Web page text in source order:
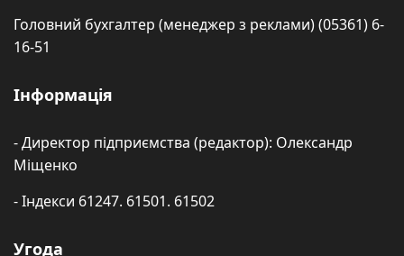
Головний бухгалтер (менеджер з реклами) (05361) 6-
16-51
Інформація
- Директор підприємства (редактор): Олександр
Міщенко
- Індекси 61247. 61501. 61502
Угода